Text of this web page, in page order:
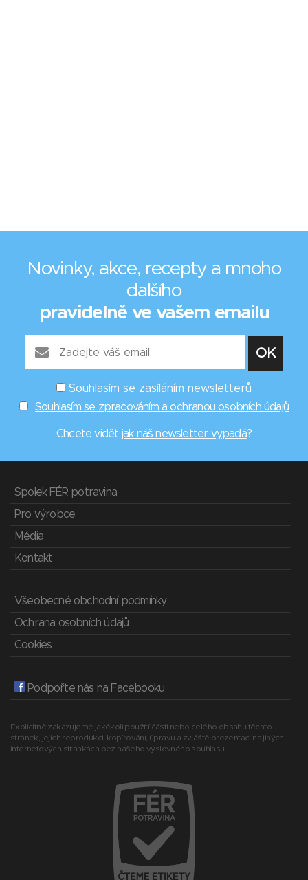
Novinky, akce, recepty a mnoho
dalšího
pravidelně ve vašem emailu
Souhlasím se zasíláním newsletterů
Souhlasím se zpracováním a ochranou osobních údajů
Chcete vidět jak náš newsletter vypadá?
Spolek FÉR potravina
Pro výrobce
Média
Kontakt
Všeobecné obchodní podmínky
Ochrana osobních údajů
Cookies
Podpořte nás na Facebooku
Explicitně zakazujeme jakékoli použití části nebo celého obsahu těchto
stránek, jejich reprodukci, kopírování, úpravu a zvláště prezentaci na jiných
internetových stránkách bez našeho výslovného souhlasu.